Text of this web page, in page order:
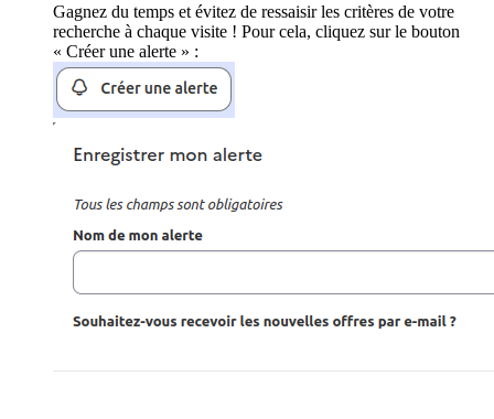
Gagnez du temps et évitez de ressaisir les critères de votre
recherche à chaque visite ! Pour cela, cliquez sur le bouton
« Créer une alerte » :